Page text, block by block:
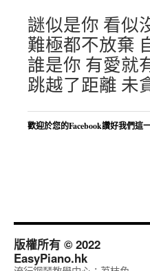
謎似是你 看似
難極都不放棄
誰是你 有愛就
跳越了距離 未
歡迎於您的Facebook讚好我們這
版權所有 © 2022
EasyPiano.hk